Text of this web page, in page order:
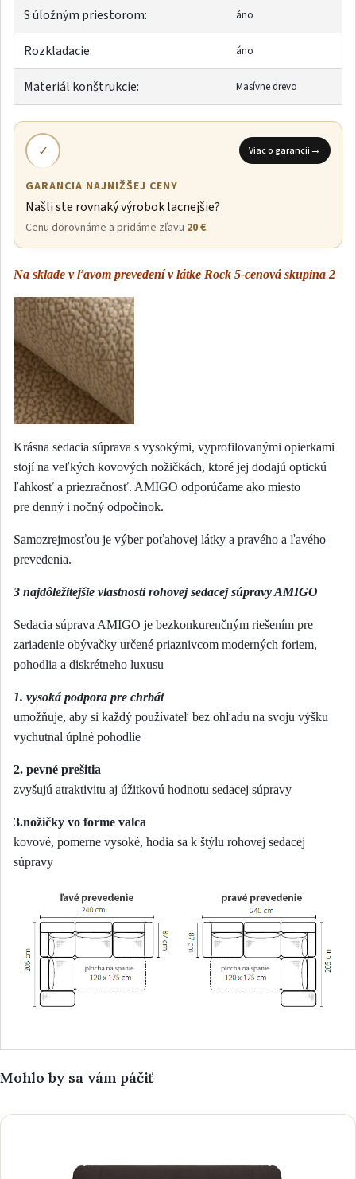
S úložným priestorom: áno
Rozkladacie: áno
Materiál konštrukcie: Masívne drevo
✓
GARANCIA NAJNIŽŠEJ CENY
Našli ste rovnaký výrobok lacnejšie?
Cenu dorovnáme a pridáme zľavu 20 €.
Viac o garancii→
Na sklade v ľavom prevedení v látke Rock 5-cenová skupina 2
Krásna sedacia súprava s vysokými, vyprofilovanými opierkami
stojí na veľkých kovových nožičkách, ktoré jej dodajú optickú
ľahkosť a priezračnosť. AMIGO odporúčame ako miesto
pre denný i nočný odpočinok.
Samozrejmosťou je výber poťahovej látky a pravého a ľavého
prevedenia.
3 najdôležitejšie vlastnosti rohovej sedacej súpravy AMIGO
Sedacia súprava AMIGO je bezkonkurenčným riešením pre
zariadenie obývačky určené priaznivcom moderných foriem,
pohodlia a diskrétneho luxusu
1. vysoká podpora pre chrbát
umožňuje, aby si každý používateľ bez ohľadu na svoju výšku
vychutnal úplné pohodlie
2. pevné prešitia
zvyšujú atraktivitu aj úžitkovú hodnotu sedacej súpravy
3.nožičky vo forme valca
kovové, pomerne vysoké, hodia sa k štýlu rohovej sedacej
súpravy
Mohlo by sa vám páčiť